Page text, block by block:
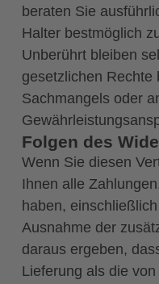
beraten Sie
Halter bestmöglich
Unberührt bleiben
gesetzlichen Rechte
Sachmangels oder
Folgen des
Wenn Sie diesen
Ihnen alle
haben,
Ausnahme der
daraus ergeben,
Lieferung als die